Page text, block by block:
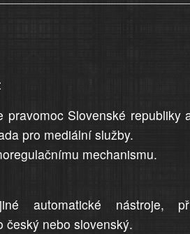
Slovenské republiky
pro mediální služby.
mechanismu.
automatické nástroje,
český nebo slovenský.